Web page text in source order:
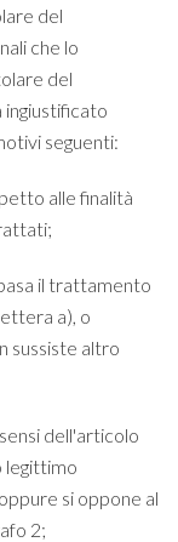
del
che lo
del
ingiustificato
seguenti:
alle finalità
il trattamento
a), o
sussiste altro
dell'articolo
legittimo
si oppone al
2;